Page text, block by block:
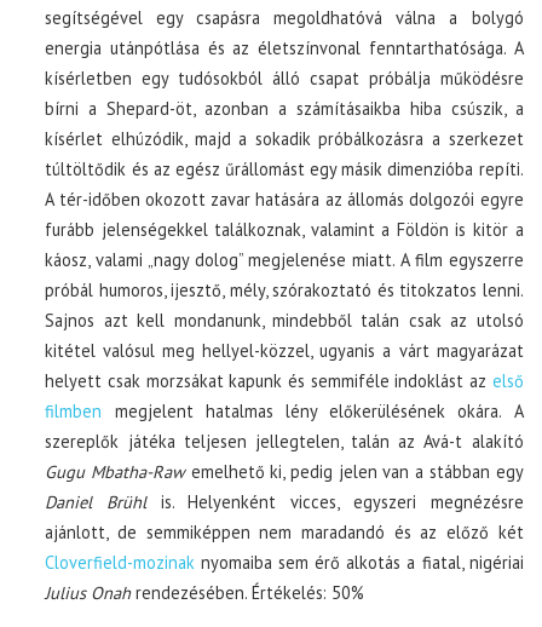
segítségével egy csapásra megoldhatóvá válna a bolygó
energia utánpótlása és az életszínvonal fenntarthatósága. A
kísérletben egy tudósokból álló csapat próbálja működésre
bírni a Shepard-öt, azonban a számításaikba hiba csúszik, a
kísérlet elhúzódik, majd a sokadik próbálkozásra a szerkezet
túltöltődik és az egész űrállomást egy másik dimenzióba repíti.
A tér-időben okozott zavar hatására az állomás dolgozói egyre
furább jelenségekkel találkoznak, valamint a Földön is kitör a
káosz, valami „nagy dolog” megjelenése miatt. A film egyszerre
próbál humoros, ijesztő, mély, szórakoztató és titokzatos lenni.
Sajnos azt kell mondanunk, mindebből talán csak az utolsó
kitétel valósul meg hellyel-közzel, ugyanis a várt magyarázat
helyett csak morzsákat kapunk és semmiféle indoklást az első
filmben megjelent hatalmas lény előkerülésének okára. A
szereplők játéka teljesen jellegtelen, talán az Avá-t alakító
Gugu Mbatha-Rawemelhető ki, pedig jelen van a stábban egy
Daniel Brühlis. Helyenként vicces, egyszeri megnézésre
ajánlott, de semmiképpen nem maradandó és az előző két
Cloverfield-mozinak nyomaiba sem érő alkotás a fiatal, nigériai
Julius Onahrendezésében. Értékelés: 50%